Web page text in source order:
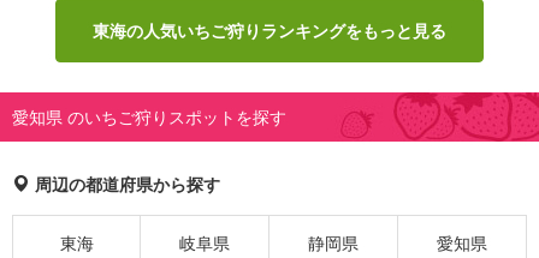
東海の人気いちご狩りランキングをもっと見る
愛知県 のいちご狩りスポットを探す
周辺の都道府県から探す
東海 岐阜県 静岡県 愛知県